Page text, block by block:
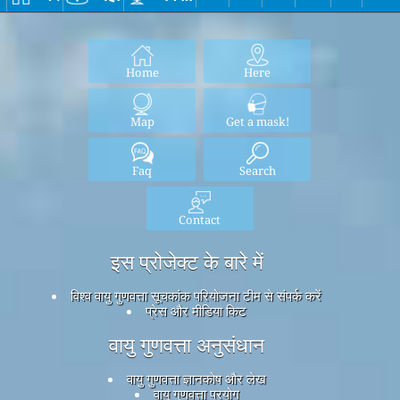
Home Here
Map Get a mask!
Faq Search
Contact
इस प्रोजेक्ट के बारे में
विश्व वायु गुणवत्ता सूचकांक परियोजना टीम से संपर्क करें
प्रेस और मीडिया किट
वायु गुणवत्ता अनुसंधान
वायु गुणवत्ता ज्ञानकोष और लेख
वायु गुणवत्ता प्रयोग